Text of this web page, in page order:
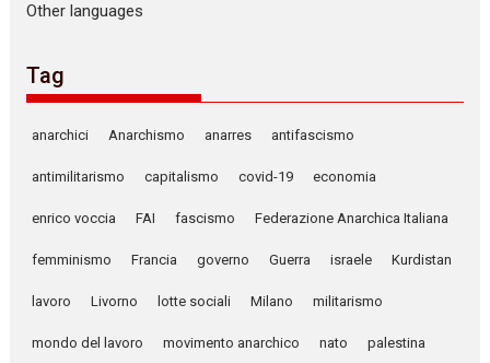
Other languages
Tag
anarchici Anarchismo anarres antifascismo
antimilitarismo capitalismo covid-19 economia
enrico voccia FAI fascismo Federazione Anarchica Italiana
femminismo Francia governo Guerra israele Kurdistan
lavoro Livorno lotte sociali Milano militarismo
mondo del lavoro movimento anarchico nato palestina